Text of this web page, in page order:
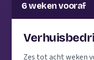
6 weken vooraf
Zes tot acht weken